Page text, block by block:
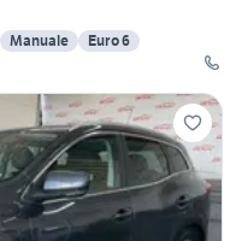
Manuale
Euro 6